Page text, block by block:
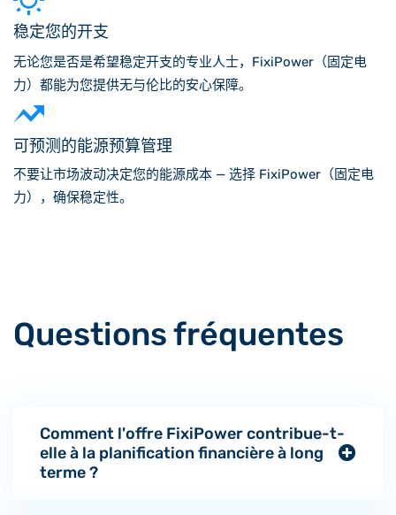
稳定您的开支
无论您是否是希望稳定开支的专业人士，FixiPower（固定电
力）都能为您提供无与伦比的安心保障。
可预测的能源预算管理
不要让市场波动决定您的能源成本 — 选择 FixiPower（固定电
力），确保稳定性。
Questions fréquentes
Comment l'offre FixiPower contribue-t-
elle à la planification financière à long
terme ?